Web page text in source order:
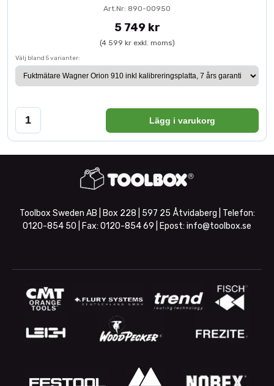
Art.Nr: 890-00950
5 749 kr
(4 599 kr exkl. moms)
Välj bland 5 varianter:
Lägg i varukorg
Toolbox Sweden AB | Box 228 | 597 25 Åtvidaberg | Telefon:
0120-854 50 | Fax: 0120-854 69 | Epost: info@toolbox.se